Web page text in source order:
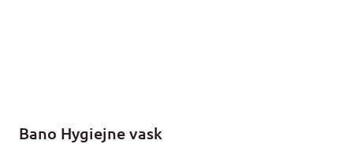
Bano Hygiejne vask